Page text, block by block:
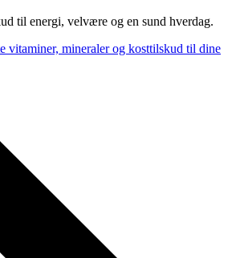
til energi, velvære og en sund hverdag.
vitaminer, mineraler og kosttilskud til dine